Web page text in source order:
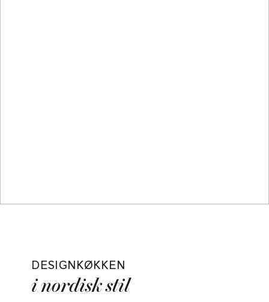
DESIGNKØKKEN
i nordisk stil